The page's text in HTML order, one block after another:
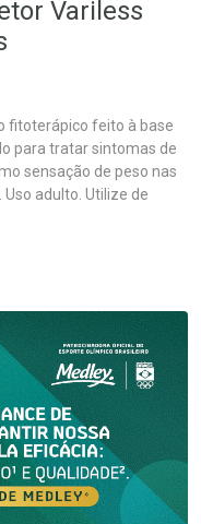
Variless
fitoterápico feito à base
para tratar sintomas de
sensação de peso nas
adulto. Utilize de